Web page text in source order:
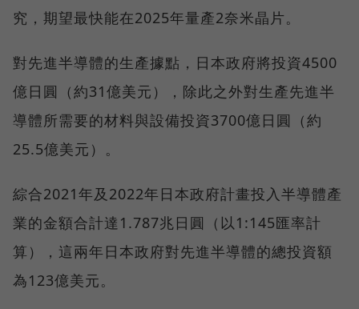
究，期望最快能在2025年量產2奈米晶片。
對先進半導體的生產據點，日本政府將投資4500
億日圓（約31億美元），除此之外對生產先進半
導體所需要的材料與設備投資3700億日圓（約
25.5億美元）。
綜合2021年及2022年日本政府計畫投入半導體產
業的金額合計達1.787兆日圓（以1:145匯率計
算），這兩年日本政府對先進半導體的總投資額
為123億美元。